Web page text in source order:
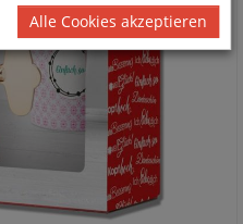
Alle Cookies akzeptieren